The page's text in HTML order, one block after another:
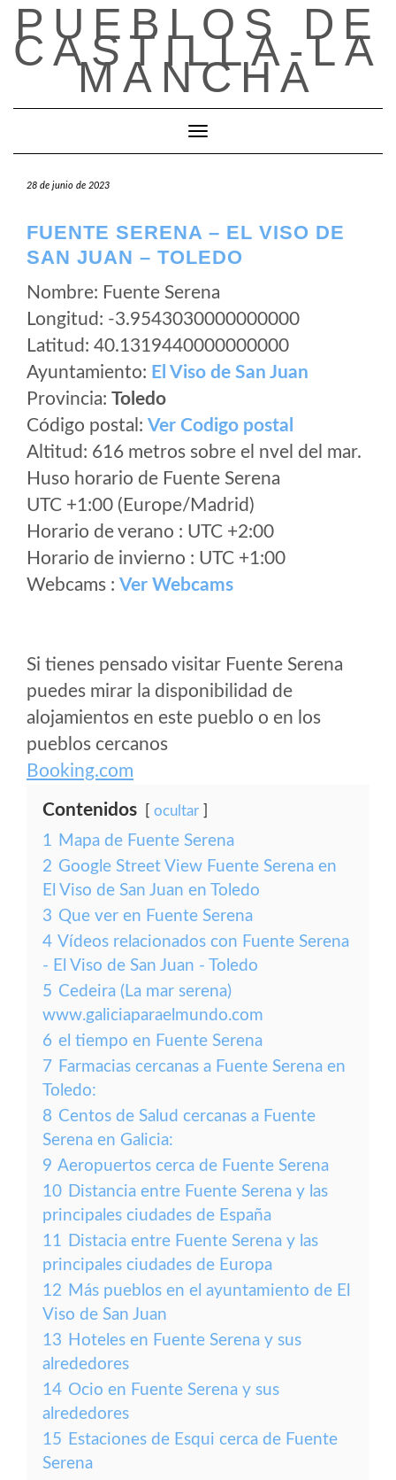
Saltar
contenido
PUEBLOS DE
CASTILLA-LA
MANCHA
Cambiar modo de navegación
28 de junio de 2023
FUENTE SERENA – EL VISO DE
SAN JUAN – TOLEDO
Nombre: Fuente Serena
Longitud: -3.9543030000000000
Latitud: 40.1319440000000000
Ayuntamiento: El Viso de San Juan
Provincia: Toledo
Código postal: Ver Codigo postal
Altitud: 616 metros sobre el nvel del mar.
Huso horario de Fuente Serena
UTC +1:00 (Europe/Madrid)
Horario de verano : UTC +2:00
Horario de invierno : UTC +1:00
Webcams : Ver Webcams
Si tienes pensado visitar Fuente Serena
puedes mirar la disponibilidad de
alojamientos en este pueblo o en los
pueblos cercanos
Booking.com
Contenidos ocultar
1 Mapa de Fuente Serena
2 Google Street View Fuente Serena en
El Viso de San Juan en Toledo
3 Que ver en Fuente Serena
4 Vídeos relacionados con Fuente Serena
- El Viso de San Juan - Toledo
5 Cedeira (La mar serena)
www.galiciaparaelmundo.com
6 el tiempo en Fuente Serena
7 Farmacias cercanas a Fuente Serena en
Toledo:
8 Centos de Salud cercanas a Fuente
Serena en Galicia:
9 Aeropuertos cerca de Fuente Serena
10 Distancia entre Fuente Serena y las
principales ciudades de España
11 Distacia entre Fuente Serena y las
principales ciudades de Europa
12 Más pueblos en el ayuntamiento de El
Viso de San Juan
13 Hoteles en Fuente Serena y sus
alrededores
14 Ocio en Fuente Serena y sus
alrededores
15 Estaciones de Esqui cerca de Fuente
Serena